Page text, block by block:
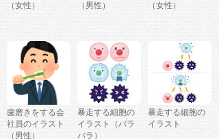
（女性）
（男性）
（女性）
歯磨きをする会
社員のイラスト
（男性）
暴走する細胞の
イラスト（バラ
バラ）
暴走する細胞の
イラスト